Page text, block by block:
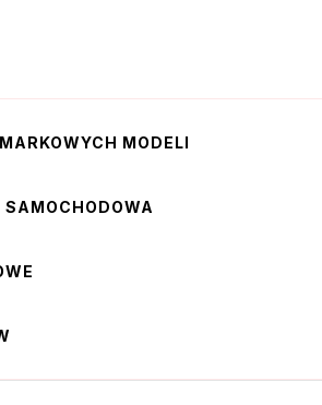
MODELI
SAMOCHODOWA